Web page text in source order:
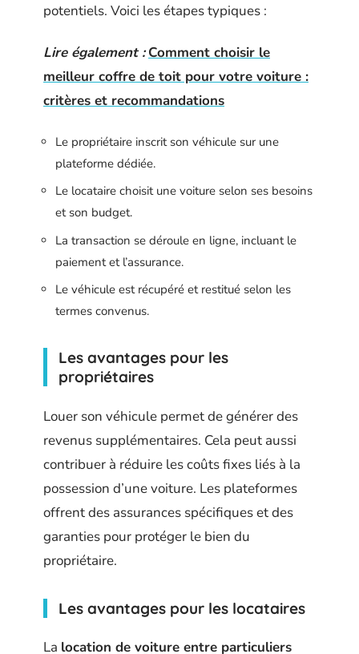
potentiels. Voici les étapes typiques :
Lire également : Comment choisir le
meilleur coffre de toit pour votre voiture :
critères et recommandations
Le propriétaire inscrit son véhicule sur une
plateforme dédiée.
Le locataire choisit une voiture selon ses besoins
et son budget.
La transaction se déroule en ligne, incluant le
paiement et l’assurance.
Le véhicule est récupéré et restitué selon les
termes convenus.
Les avantages pour les
propriétaires
Louer son véhicule permet de générer des
revenus supplémentaires. Cela peut aussi
contribuer à réduire les coûts fixes liés à la
possession d’une voiture. Les plateformes
offrent des assurances spécifiques et des
garanties pour protéger le bien du
propriétaire.
Les avantages pour les locataires
La location de voiture entre particuliers